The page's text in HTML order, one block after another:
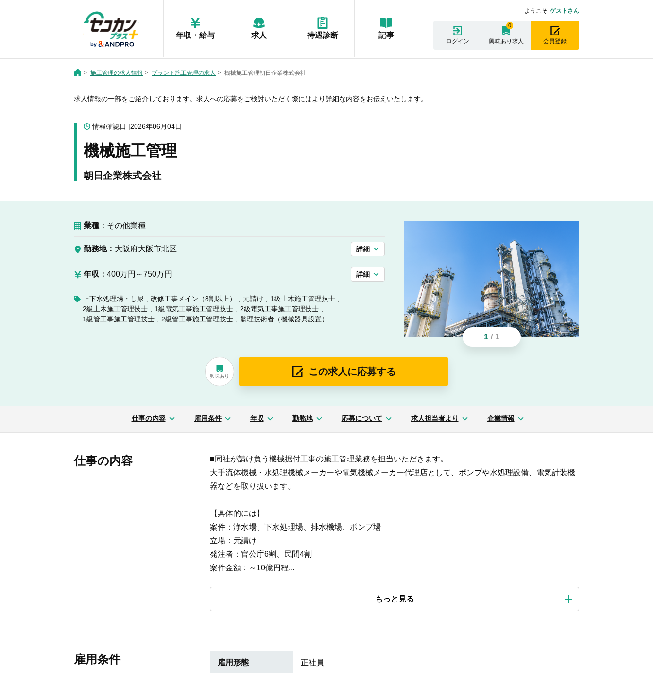
年収・給与 求人 待遇診断 記事
ようこそ ゲストさん
ログイン 興味あり求人
0
会員登録
施工管理の求人情報 プラント施工管理の求人 機械施工管理朝日企業株式会社
求人情報の一部をご紹介しております。求人への応募をご検討いただく際にはより詳細な内容をお伝えいたします。
情報確認日 2026年06月04日
機械施工管理
朝日企業株式会社
業種： その他業種
勤務地： 大阪府大阪市北区 詳細
年収： 400万円～750万円 詳細
上下水処理場・し尿 改修工事メイン（8割以上） 元請け
1級土木施工管理技士
2級土木施工管理技士
1級電気工事施工管理技士
2級電気工事施工管理技士
1級管工事施工管理技士
2級管工事施工管理技士 監理技術者（機械器具設置）
1 / 1
興味あり この求人に応募する
仕事の内容 雇用条件 年収 勤務地 応募について 求人担当者より 企業情報
仕事の内容
■同社が請け負う機械据付工事の施工管理業務を担当いただきます。
大手流体機械・水処理機械メーカーや電気機械メーカー代理店として、ポンプや水処理設備、電気計装機
器などを取り扱います。
【具体的には】
案件：浄水場、下水処理場、排水機場、ポンプ場
立場：元請け
発注者：官公庁6割、民間4割
案件金額：～10億円程...
雇用条件 雇用形態 正社員